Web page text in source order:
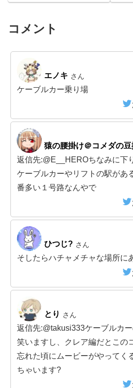
コメント
エノキ さん
ケーブルカー乗り場
猿の腰掛け＠コメダの
返信先:@E__HEROちなみに下
ケーブルカーやリフトの駅があ
番多い１号路なんやで
ひつじ? さん
そしたらハチャメチャな場所に
とり さん
返信先:@takusi333ケーブルカ
笑いますし、クレア編だとこの
忘れた頃にムービーがやってく
ちゃいます?